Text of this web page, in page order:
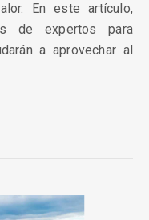
En este artículo,
de expertos para
a aprovechar al